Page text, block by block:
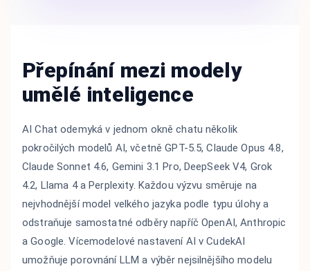
Přepínání mezi modely
umělé inteligence
AI Chat odemyká v jednom okně chatu několik
pokročilých modelů AI, včetně GPT-5.5, Claude Opus 4.8,
Claude Sonnet 4.6, Gemini 3.1 Pro, DeepSeek V4, Grok
4.2, Llama 4 a Perplexity. Každou výzvu směruje na
nejvhodnější model velkého jazyka podle typu úlohy a
odstraňuje samostatné odběry napříč OpenAI, Anthropic
a Google. Vícemodelové nastavení AI v CudekAI
umožňuje porovnání LLM a výběr nejsilnějšího modelu